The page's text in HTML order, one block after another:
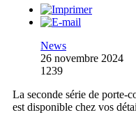
News
26 novembre 2024
1239
La seconde série de porte-
est disponible chez vos